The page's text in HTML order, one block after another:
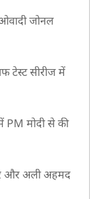
जोनल
टेस्ट सीरीज में
PM मोदी से की
और अली अहमद